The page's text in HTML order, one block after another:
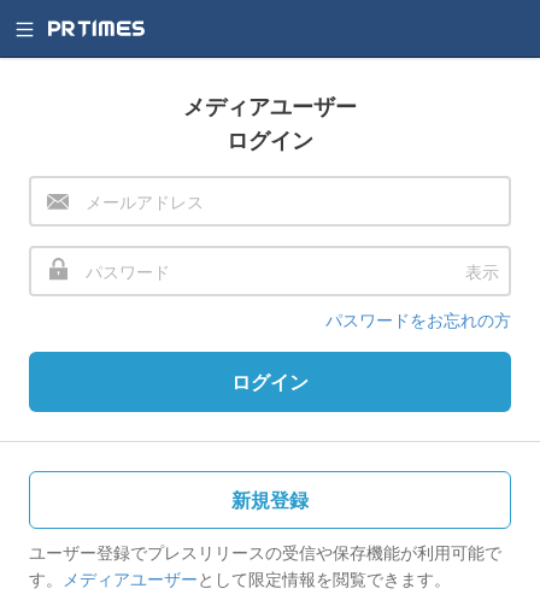
メディアユーザー
ログイン
表示
パスワードをお忘れの方
ログイン
新規登録
ユーザー登録でプレスリリースの受信や保存機能が利用可能で
す。 メディアユーザーとして限定情報を閲覧できます。